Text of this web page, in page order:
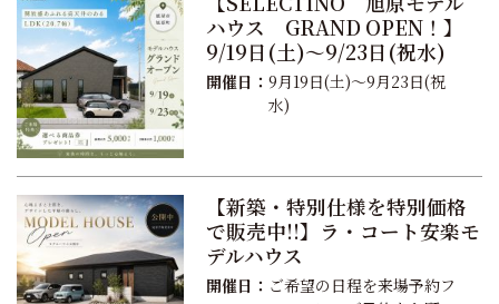
ハウス GRAND OPEN！】
9/19日(土)～9/23日(祝水)
開催日： 9月19日(土)～9月23日(祝
水)
【新築・特別仕様を特別価格
で販売中!!】ラ・コート安楽モ
デルハウス
開催日： ご希望の日程を来場予約フ